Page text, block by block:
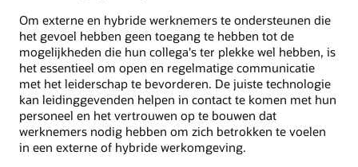
Om externe en hybride werknemers te ondersteunen die
het gevoel hebben geen toegang te hebben tot de
mogelijkheden die hun collega's ter plekke wel hebben, is
het essentieel om open en regelmatige communicatie
met het leiderschap te bevorderen. De juiste technologie
kan leidinggevenden helpen in contact te komen met hun
personeel en het vertrouwen op te bouwen dat
werknemers nodig hebben om zich betrokken te voelen
in een externe of hybride werkomgeving.